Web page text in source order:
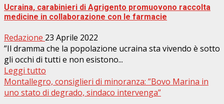
Ucraina, carabinieri di Agrigento promuovono raccolta
medicine in collaborazione con le farmacie
Redazione 23 Aprile 2022
”Il dramma che la popolazione ucraina sta vivendo è sotto
gli occhi di tutti e non esistono...
Leggi tutto
Montallegro, consiglieri di minoranza: ”Bovo Marina in
uno stato di degrado, sindaco intervenga”